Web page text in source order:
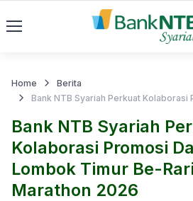
Home
Berita
Bank NTB Syariah Perkuat Kolaborasi
Bank NTB Syariah
Kolaborasi Promosi
Lombok Timur Be-
Marathon 2026